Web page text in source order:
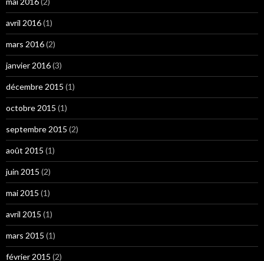
avril 2016(1)
mars 2016(2)
janvier 2016(3)
décembre 2015 (1)
octobre 2015 (1)
septembre 2015 (2)
août 2015 (1)
juin 2015 (2)
mai 2015 (1)
avril 2015 (1)
mars 2015 (1)
février 2015 (2)